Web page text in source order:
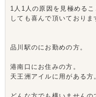
1人1人の原因を見極める
しても喜んで頂いておりま
品川駅のにお勤めの方。
港南口にお住みの方。
天王洲アイルに用がある方